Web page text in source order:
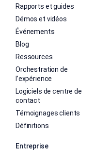
Rapports et guides
Démos et vidéos
Événements
Blog
Ressources
Orchestration de
l’expérience
Logiciels de centre de
contact
Témoignages clients
Définitions
Entreprise